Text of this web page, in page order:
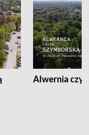
Alwernia